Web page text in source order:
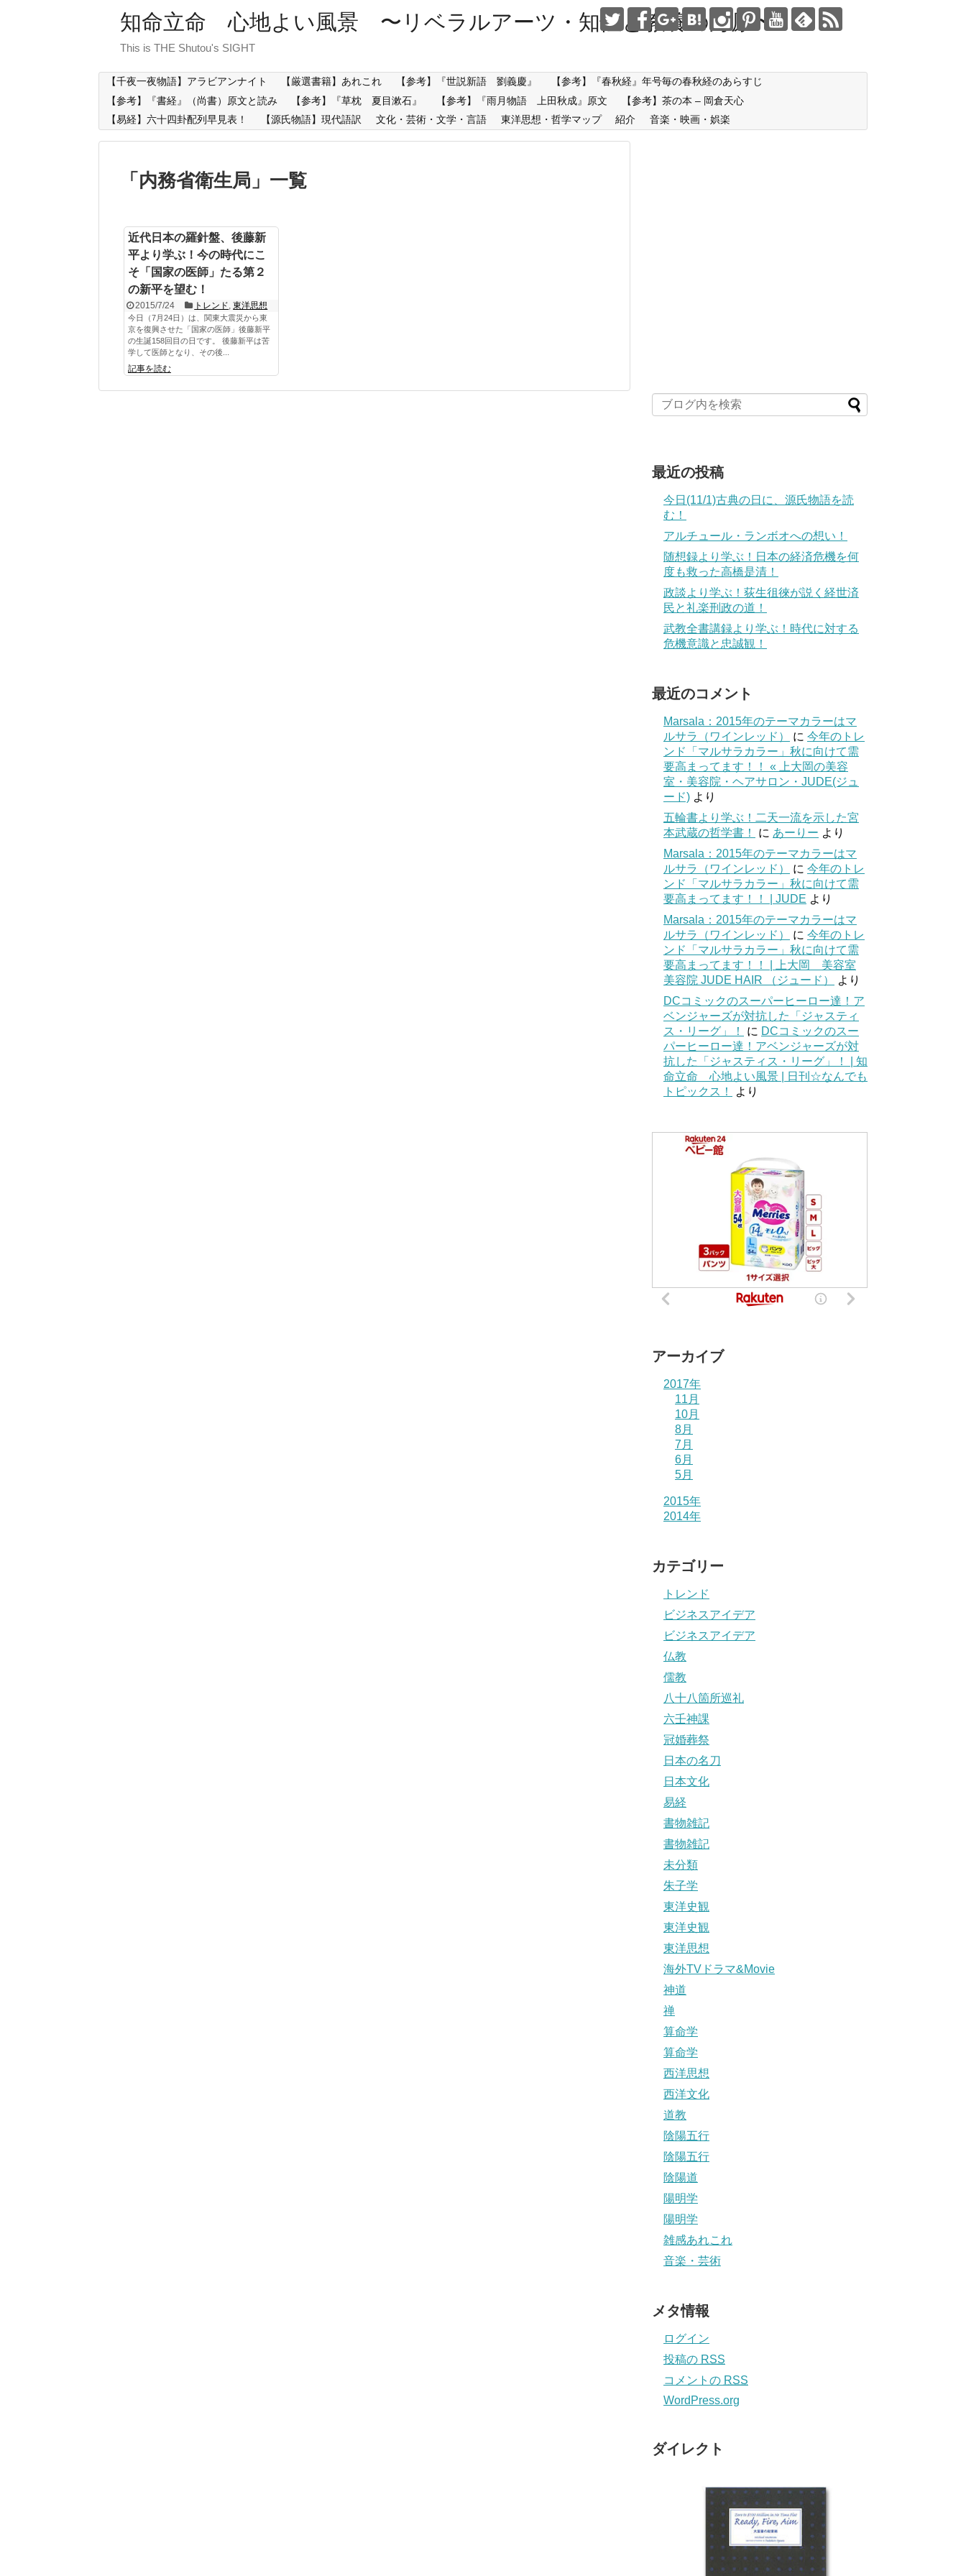
知命立命 心地よい風景 〜リベラルアーツ・知性と教養の海原〜
This is THE Shutou's SIGHT
【千夜一夜物語】アラビアンナイト 【厳選書籍】あれこれ 【参考】『世説新語 劉義慶』
【参考】『春秋経』年号毎の春秋経のあらすじ
【参考】『書経』（尚書）原文と読み
【参考】『草枕 夏目漱石』 【参考】『雨月物語 上田秋成』原文
【参考】茶の本 – 岡倉天心
【易経】六十四卦配列早見表！
【源氏物語】現代語訳 文化・芸術・文学・言語 東洋思想・哲学マップ 紹介 音楽・映画・娯楽
「 内務省衛生局 」 一覧
近代日本の羅針盤、後藤新
平より学ぶ！今の時代にこ
そ「国家の医師」たる第２
の新平を望む！
2015/7/24 トレンド,東洋思想
今日（7月24日）は、関東大震災から東
京を復興させた「国家の医師」後藤新平
の生誕158回目の日です。 後藤新平は苦
学して医師となり、その後...
記事を読む
最近の投稿
今日(11/1)古典の日に、源氏物語を読
む！
アルチュール・ランボオへの想い！
随想録より学ぶ！日本の経済危機を何
度も救った高橋是清！
政談より学ぶ！荻生徂徠が説く経世済
民と礼楽刑政の道！
武教全書講録より学ぶ！時代に対する
危機意識と忠誠観！
最近のコメント
Marsala：2015年のテーマカラーはマ
ルサラ（ワインレッド）
に 今年のトレ
ンド「マルサラカラー」秋に向けて需
要高まってます！！ « 上大岡の美容
室・美容院・ヘアサロン・JUDE(ジュ
ード) より
五輪書より学ぶ！二天一流を示した宮
本武蔵の哲学書！
に あーりー より
Marsala：2015年のテーマカラーはマ
ルサラ（ワインレッド）
に 今年のトレ
ンド「マルサラカラー」秋に向けて需
要高まってます！！ | JUDE より
Marsala：2015年のテーマカラーはマ
ルサラ（ワインレッド）
に 今年のトレ
ンド「マルサラカラー」秋に向けて需
要高まってます！！ | 上大岡 美容室
美容院 JUDE HAIR （ジュード）
より
DCコミックのスーパーヒーロー達！ア
ベンジャーズが対抗した「ジャスティ
ス・リーグ」！
に DCコミックのスー
パーヒーロー達！アベンジャーズが対
抗した「ジャスティス・リーグ」！ | 知
命立命 心地よい風景 | 日刊☆なんでも
トピックス！
より
アーカイブ
2017年
11月
10月
8月
7月
6月
5月
2015年
2014年
カテゴリー
トレンド
ビジネスアイデア
ビジネスアイデア
仏教
儒教
八十八箇所巡礼
六壬神課
冠婚葬祭
日本の名刀
日本文化
易経
書物雑記
書物雑記
未分類
朱子学
東洋史観
東洋史観
東洋思想
海外TVドラマ&Movie
神道
禅
算命学
算命学
西洋思想
西洋文化
道教
陰陽五行
陰陽五行
陰陽道
陽明学
陽明学
雑感あれこれ
音楽・芸術
メタ情報
ログイン
投稿の RSS
コメントの RSS
WordPress.org
ダイレクト